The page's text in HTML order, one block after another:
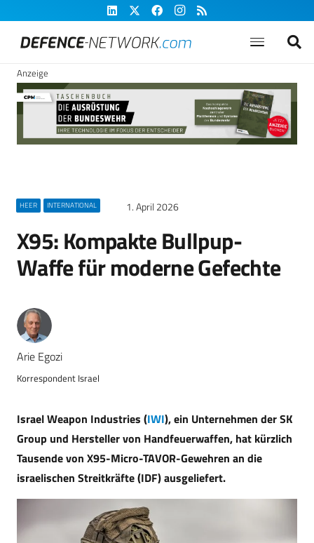
Anzeige
HEER INTERNATIONAL 1. April 2026
X95: Kompakte Bullpup-
Waffe für moderne Gefechte
Arie Egozi
Korrespondent Israel
Israel Weapon Industries (IWI), ein Unternehmen der SK
Group und Hersteller von Handfeuerwaffen, hat kürzlich
Tausende von X95-Micro-TAVOR-Gewehren an die
israelischen Streitkräfte (IDF) ausgeliefert.